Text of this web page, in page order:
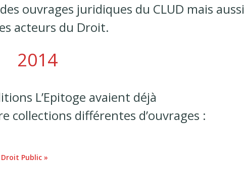
ouvrages juridiques du CLUD mais aussi
acteurs du Droit.
2014
L’Epitoge avaient déjà
collections différentes d’ouvrages :
Public »